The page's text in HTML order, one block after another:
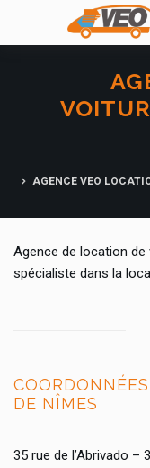
AGENCE VEO
Agence de location de
spécialiste dans la
DE NÎMES
35 rue de l’Abrivado –